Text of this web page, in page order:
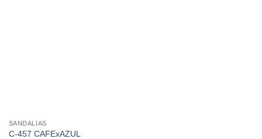
SANDALIAS
C-457 CAFExAZUL
Este